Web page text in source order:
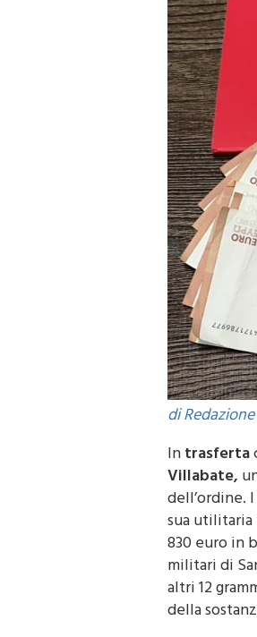
di Redazione
Intrasferta
Villabate,
sua utilitaria
830 euro in
militari di
altri 12
della